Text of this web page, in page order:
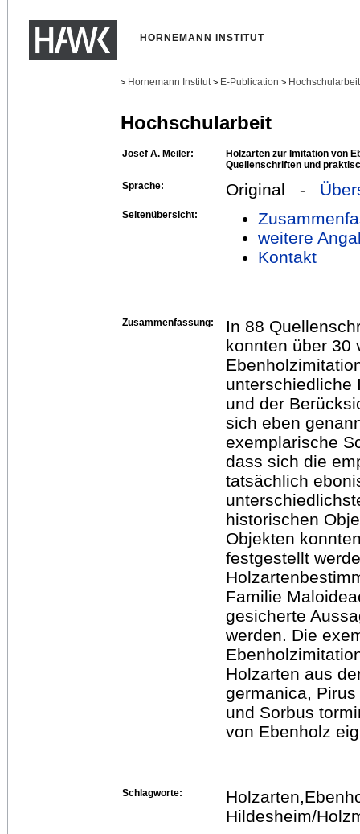
HORNEMANN INSTITUT
> Hornemann Institut > E-Publication >
Hochschularbeit
Josef A. Meiler:
Holzarten zur Imitation von
Quellenschriften und
Sprache:
Original -
Seitenübersicht:
weitere
Kontakt
Zusammenfassung:
In 88
konnten über 30
unterschiedliche
und der
sich eben
exemplarische
dass sich die
tatsächlich
historischen
Objekten
festgestellt
Familie
gesicherte
werden. Die
Holzarten aus
germanica,
und Sorbus
von Ebenholz
Schlagworte:
Hildesheim/